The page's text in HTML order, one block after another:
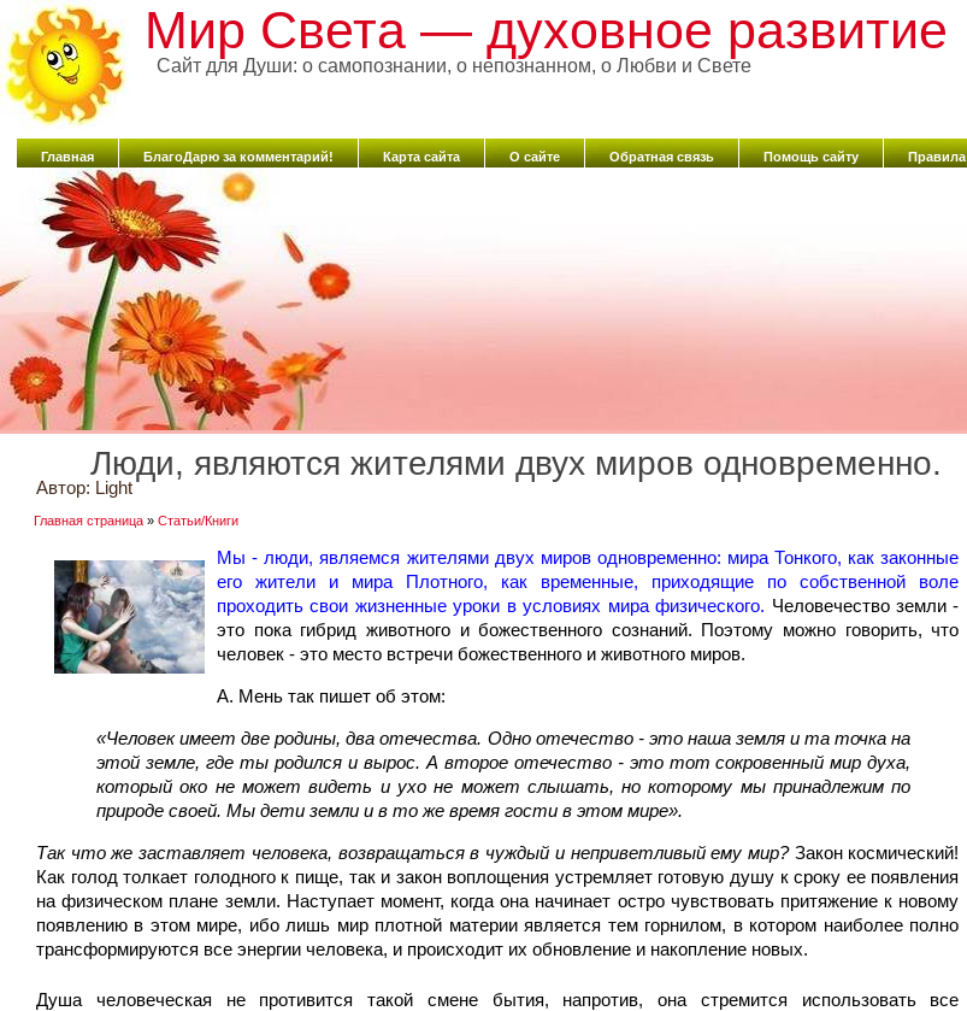
Мир Света — духовное развитие
Сайт для Души: о самопознании, о непознанном, о Любви и Свете
Главная БлагоДарю за комментарий! Карта сайта О сайте Обратная связь Помощь сайту Правила
Люди, являются жителями двух миров одновременно.
Автор: Light
Главная страница » Статьи/Книги
Мы - люди, являемся жителями двух миров одновременно: мира Тонкого, как законные
его жители и мира Плотного, как временные, приходящие по собственной воле
проходить свои жизненные уроки в условиях мира физического. Человечество земли -
это пока гибрид животного и божественного сознаний. Поэтому можно говорить, что
человек - это место встречи божественного и животного миров.
А. Мень так пишет об этом:
«Человек имеет две родины, два отечества. Одно отечество - это наша земля и та точка на
этой земле, где ты родился и вырос. А второе отечество - это тот сокровенный мир духа,
который око не может видеть и ухо не может слышать, но которому мы принадлежим по
природе своей. Мы дети земли и в то же время гости в этом мире».
Так что же заставляет человека, возвращаться в чуждый и неприветливый ему мир?Закон космический!
Как голод толкает голодного к пище, так и закон воплощения устремляет готовую душу к сроку ее появления
на физическом плане земли. Наступает момент, когда она начинает остро чувствовать притяжение к новому
появлению в этом мире, ибо лишь мир плотной материи является тем горнилом, в котором наиболее полно
трансформируются все энергии человека, и происходит их обновление и накопление новых.
Душа человеческая не противится такой смене бытия, напротив, она стремится использовать все